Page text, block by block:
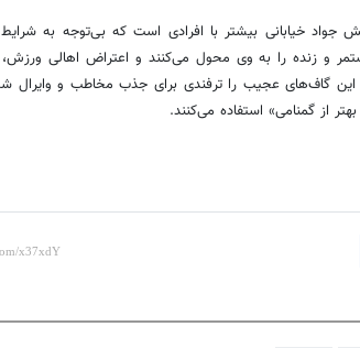
خیابانی بیشتر با افرادی است که بی‌توجه به
و زنده را به وی محول می‌کنند و اعتراض اهالی
و این گاف‌های عجیب را ترفندی برای جذب مخاطب و وایرال
از گمنامی» استفاده می‌کنند.